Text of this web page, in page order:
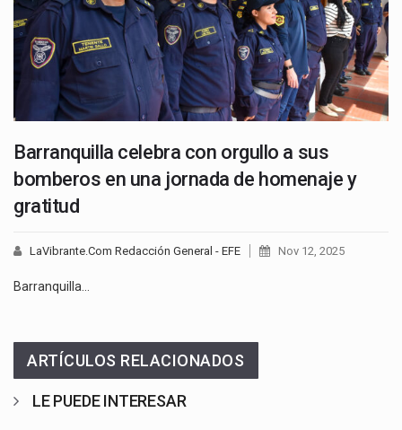
Barranquilla celebra con orgullo a sus
bomberos en una jornada de homenaje y
gratitud
LaVibrante.Com Redacción General - EFE Nov 12, 2025
Barranquilla…
ARTÍCULOS RELACIONADOS
LE PUEDE INTERESAR